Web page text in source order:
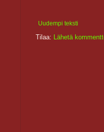
Uudempi teksti
Tilaa: Lähetä